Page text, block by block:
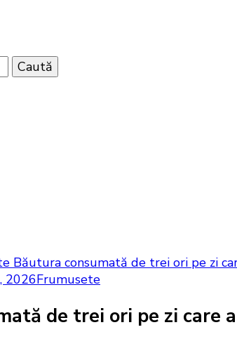
Băutura consumată de trei ori pe zi
2026Frumusete
de trei ori pe zi